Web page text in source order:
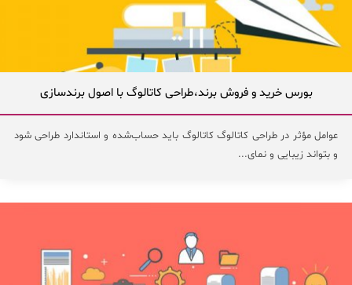
بورس خرید و فروش برند،طراحی کاتالوگ با اصول برندسازی
عوامل مؤثر در طراحی کاتالوگ کاتالوگ باید حساب‌شده و استاندارد طراحی شود
و بتواند زیبایی و نمای...